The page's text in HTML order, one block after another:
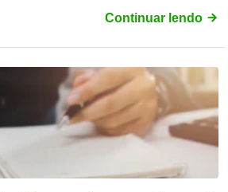
Continuar lendo